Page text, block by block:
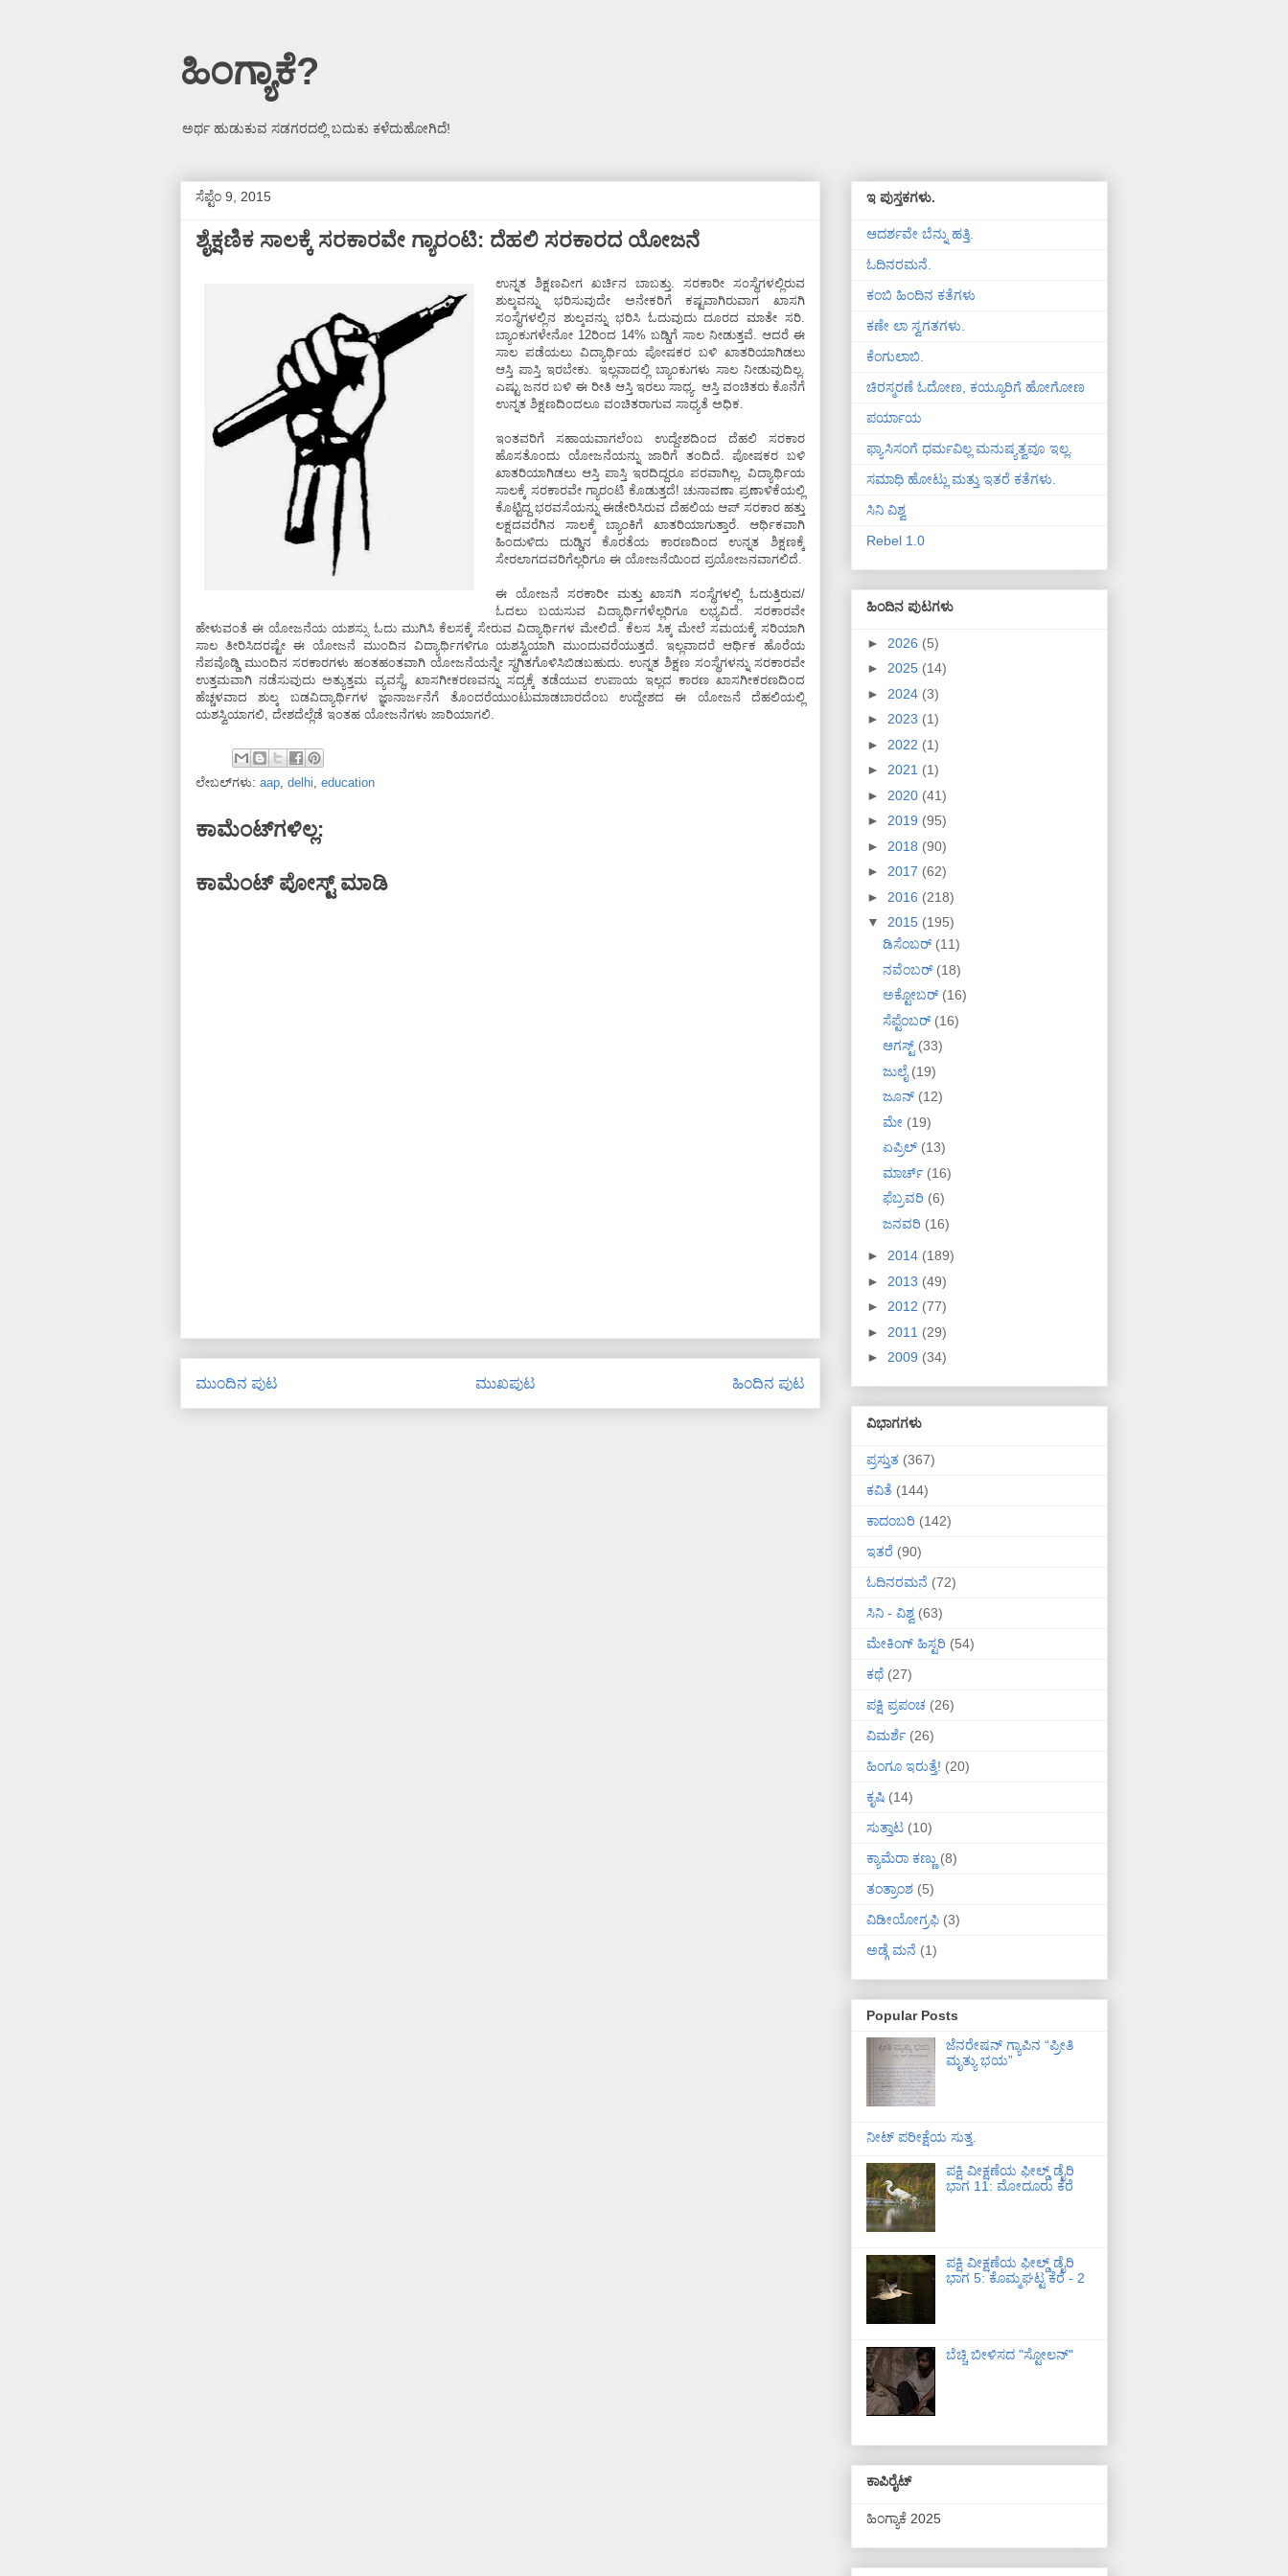
ಹಿಂಗ್ಯಾಕೆ?
ಅರ್ಥ ಹುಡುಕುವ ಸಡಗರದಲ್ಲಿ ಬದುಕು ಕಳೆದುಹೋಗಿದೆ!
ಸೆಪ್ಟೆಂ 9, 2015
ಶೈಕ್ಷಣಿಕ ಸಾಲಕ್ಕೆ ಸರಕಾರವೇ ಗ್ಯಾರಂಟಿ: ದೆಹಲಿ ಸರಕಾರದ ಯೋಜನೆ
ಉನ್ನತ ಶಿಕ್ಷಣವೀಗ ಖರ್ಚಿನ ಬಾಬತ್ತು. ಸರಕಾರೀ ಸಂಸ್ಥೆಗಳಲ್ಲಿರುವ
ಶುಲ್ಕವನ್ನು ಭರಿಸುವುದೇ ಅನೇಕರಿಗೆ ಕಷ್ಟವಾಗಿರುವಾಗ ಖಾಸಗಿ
ಸಂಸ್ಥೆಗಳಲ್ಲಿನ ಶುಲ್ಕವನ್ನು ಭರಿಸಿ ಓದುವುದು ದೂರದ ಮಾತೇ ಸರಿ.
ಬ್ಯಾಂಕುಗಳೇನೋ 12ರಿಂದ 14% ಬಡ್ಡಿಗೆ ಸಾಲ ನೀಡುತ್ತವೆ. ಆದರೆ ಈ
ಸಾಲ ಪಡೆಯಲು ವಿದ್ಯಾರ್ಥಿಯ ಪೋಷಕರ ಬಳಿ ಖಾತರಿಯಾಗಿಡಲು
ಆಸ್ತಿ ಪಾಸ್ತಿ ಇರಬೇಕು. ಇಲ್ಲವಾದಲ್ಲಿ ಬ್ಯಾಂಕುಗಳು ಸಾಲ ನೀಡುವುದಿಲ್ಲ.
ಎಷ್ಟು ಜನರ ಬಳಿ ಈ ರೀತಿ ಆಸ್ತಿ ಇರಲು ಸಾಧ್ಯ. ಆಸ್ತಿ ವಂಚಿತರು ಕೊನೆಗೆ
ಉನ್ನತ ಶಿಕ್ಷಣದಿಂದಲೂ ವಂಚಿತರಾಗುವ ಸಾಧ್ಯತೆ ಅಧಿಕ.
ಇಂತವರಿಗೆ ಸಹಾಯವಾಗಲೆಂಬ ಉದ್ದೇಶದಿಂದ ದೆಹಲಿ ಸರಕಾರ
ಹೊಸತೊಂದು ಯೋಜನೆಯನ್ನು ಜಾರಿಗೆ ತಂದಿದೆ. ಪೋಷಕರ ಬಳಿ
ಖಾತರಿಯಾಗಿಡಲು ಆಸ್ತಿ ಪಾಸ್ತಿ ಇರದಿದ್ದರೂ ಪರವಾಗಿಲ್ಲ, ವಿದ್ಯಾರ್ಥಿಯ
ಸಾಲಕ್ಕೆ ಸರಕಾರವೇ ಗ್ಯಾರಂಟಿ ಕೊಡುತ್ತದೆ! ಚುನಾವಣಾ ಪ್ರಣಾಳಿಕೆಯಲ್ಲಿ
ಕೊಟ್ಟಿದ್ದ ಭರವಸೆಯನ್ನು ಈಡೇರಿಸಿರುವ ದೆಹಲಿಯ ಆಪ್ ಸರಕಾರ ಹತ್ತು
ಲಕ್ಷದವರೆಗಿನ ಸಾಲಕ್ಕೆ ಬ್ಯಾಂಕಿಗೆ ಖಾತರಿಯಾಗುತ್ತಾರೆ. ಆರ್ಥಿಕವಾಗಿ
ಹಿಂದುಳಿದು ದುಡ್ಡಿನ ಕೊರತೆಯ ಕಾರಣದಿಂದ ಉನ್ನತ ಶಿಕ್ಷಣಕ್ಕೆ
ಸೇರಲಾಗದವರಿಗೆಲ್ಲರಿಗೂ ಈ ಯೋಜನೆಯಿಂದ ಪ್ರಯೋಜನವಾಗಲಿದೆ.
ಈ ಯೋಜನೆ ಸರಕಾರೀ ಮತ್ತು ಖಾಸಗಿ ಸಂಸ್ಥೆಗಳಲ್ಲಿ ಓದುತ್ತಿರುವ/
ಓದಲು ಬಯಸುವ ವಿದ್ಯಾರ್ಥಿಗಳೆಲ್ಲರಿಗೂ ಲಭ್ಯವಿದೆ. ಸರಕಾರವೇ
ಹೇಳುವಂತೆ ಈ ಯೋಜನೆಯ ಯಶಸ್ಸು ಓದು ಮುಗಿಸಿ ಕೆಲಸಕ್ಕೆ ಸೇರುವ ವಿದ್ಯಾರ್ಥಿಗಳ ಮೇಲಿದೆ. ಕೆಲಸ ಸಿಕ್ಕ ಮೇಲೆ ಸಮಯಕ್ಕೆ ಸರಿಯಾಗಿ
ಸಾಲ ತೀರಿಸಿದರಷ್ಟೇ ಈ ಯೋಜನೆ ಮುಂದಿನ ವಿದ್ಯಾರ್ಥಿಗಳಿಗೂ ಯಶಸ್ವಿಯಾಗಿ ಮುಂದುವರೆಯುತ್ತದೆ. ಇಲ್ಲವಾದರೆ ಆರ್ಥಿಕ ಹೊರೆಯ
ನೆಪವೊಡ್ಡಿ ಮುಂದಿನ ಸರಕಾರಗಳು ಹಂತಹಂತವಾಗಿ ಯೋಜನೆಯನ್ನೇ ಸ್ಥಗಿತಗೊಳಿಸಿಬಿಡಬಹುದು. ಉನ್ನತ ಶಿಕ್ಷಣ ಸಂಸ್ಥೆಗಳನ್ನು ಸರಕಾರವೇ
ಉತ್ತಮವಾಗಿ ನಡೆಸುವುದು ಅತ್ಯುತ್ತಮ ವ್ಯವಸ್ಥೆ, ಖಾಸಗೀಕರಣವನ್ನು ಸದ್ಯಕ್ಕೆ ತಡೆಯುವ ಉಪಾಯ ಇಲ್ಲದ ಕಾರಣ ಖಾಸಗೀಕರಣದಿಂದ
ಹೆಚ್ಚಳವಾದ ಶುಲ್ಕ ಬಡವಿದ್ಯಾರ್ಥಿಗಳ ಜ್ಞಾನಾರ್ಜನೆಗೆ ತೊಂದರೆಯುಂಟುಮಾಡಬಾರದೆಂಬ ಉದ್ದೇಶದ ಈ ಯೋಜನೆ ದೆಹಲಿಯಲ್ಲಿ
ಯಶಸ್ವಿಯಾಗಲಿ, ದೇಶದೆಲ್ಲೆಡೆ ಇಂತಹ ಯೋಜನೆಗಳು ಜಾರಿಯಾಗಲಿ.
ಲೇಬಲ್‌ಗಳು: aap, delhi, education
ಕಾಮೆಂಟ್‌ಗಳಿಲ್ಲ:
ಕಾಮೆಂಟ್‌‌ ಪೋಸ್ಟ್‌ ಮಾಡಿ
ಮುಂದಿನ ಪುಟ ಹಿಂದಿನ ಪುಟ
ಮುಖಪುಟ
ಇ ಪುಸ್ತಕಗಳು.
ಆದರ್ಶವೇ ಬೆನ್ನು ಹತ್ತಿ.
ಓದಿನರಮನೆ.
ಕಂಬಿ ಹಿಂದಿನ ಕತೆಗಳು
ಕಣೇ ಲಾ ಸ್ವಗತಗಳು.
ಕೆಂಗುಲಾಬಿ.
ಚಿರಸ್ಮರಣೆ ಓದೋಣ, ಕಯ್ಯೂರಿಗೆ ಹೋಗೋಣ
ಪರ್ಯಾಯ
ಫ್ಯಾಸಿಸಂಗೆ ಧರ್ಮವಿಲ್ಲ ಮನುಷ್ಯತ್ವವೂ ಇಲ್ಲ.
ಸಮಾಧಿ ಹೋಟ್ಲು ಮತ್ತು ಇತರೆ ಕತೆಗಳು.
ಸಿನಿ ವಿಶ್ವ
Rebel 1.0
ಹಿಂದಿನ ಪುಟಗಳು
► 2026 (5)
► 2025 (14)
► 2024 (3)
► 2023 (1)
► 2022 (1)
► 2021 (1)
► 2020 (41)
► 2019 (95)
► 2018 (90)
► 2017 (62)
► 2016 (218)
▼ 2015 (195)
ಡಿಸೆಂಬರ್ (11)
ನವೆಂಬರ್ (18)
ಅಕ್ಟೋಬರ್ (16)
ಸೆಪ್ಟೆಂಬರ್ (16)
ಆಗಸ್ಟ್ (33)
ಜುಲೈ (19)
ಜೂನ್ (12)
ಮೇ (19)
ಏಪ್ರಿಲ್ (13)
ಮಾರ್ಚ್ (16)
ಫೆಬ್ರವರಿ (6)
ಜನವರಿ (16)
► 2014 (189)
► 2013 (49)
► 2012 (77)
► 2011 (29)
► 2009 (34)
ವಿಭಾಗಗಳು
ಪ್ರಸ್ತುತ (367)
ಕವಿತೆ (144)
ಕಾದಂಬರಿ (142)
ಇತರೆ (90)
ಓದಿನರಮನೆ (72)
ಸಿನಿ - ವಿಶ್ವ (63)
ಮೇಕಿಂಗ್ ಹಿಸ್ಟರಿ (54)
ಕಥೆ (27)
ಪಕ್ಷಿ ಪ್ರಪಂಚ (26)
ವಿಮರ್ಶೆ (26)
ಹಿಂಗೂ ಇರುತ್ತೆ! (20)
ಕೃಷಿ (14)
ಸುತ್ತಾಟ (10)
ಕ್ಯಾಮೆರಾ ಕಣ್ಣು (8)
ತಂತ್ರಾಂಶ (5)
ವಿಡೀಯೋಗ್ರಫಿ (3)
ಅಡ್ಗೆ ಮನೆ (1)
Popular Posts
ಜೆನರೇಷನ್ ಗ್ಯಾಪಿನ “ಪ್ರೀತಿ
ಮೃತ್ಯು ಭಯ”
ನೀಟ್ ಪರೀಕ್ಷೆಯ ಸುತ್ತ.
ಪಕ್ಷಿ ವೀಕ್ಷಣೆಯ ಫೀಲ್ಡ್‌ ಡೈರಿ
ಭಾಗ 11: ಮೋದೂರು ಕೆರೆ
ಪಕ್ಷಿ ವೀಕ್ಷಣೆಯ ಫೀಲ್ಡ್‌ ಡೈರಿ
ಭಾಗ 5: ಕೊಮ್ಮಘಟ್ಟ ಕೆರೆ - 2
ಬೆಚ್ಚಿ ಬೀಳಿಸದ "ಸ್ಟೋಲನ್"
ಕಾಪಿರೈಟ್
ಹಿಂಗ್ಯಾಕೆ 2025